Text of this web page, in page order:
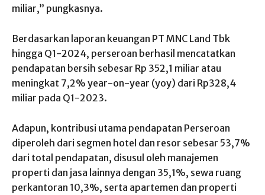
miliar,” pungkasnya.
Berdasarkan laporan keuangan PT MNC Land Tbk
hingga Q1-2024, perseroan berhasil mencatatkan
pendapatan bersih sebesar Rp 352,1 miliar atau
meningkat 7,2% year-on-year (yoy) dari Rp328,4
miliar pada Q1-2023.
Adapun, kontribusi utama pendapatan Perseroan
diperoleh dari segmen hotel dan resor sebesar 53,7%
dari total pendapatan, disusul oleh manajemen
properti dan jasa lainnya dengan 35,1%, sewa ruang
perkantoran 10,3%, serta apartemen dan properti